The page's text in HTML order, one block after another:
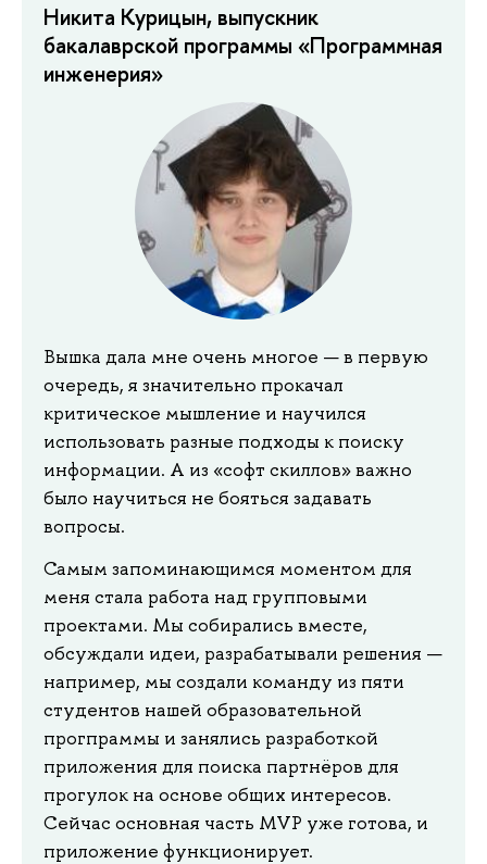
Никита Курицын, выпускник
бакалаврской программы «Программная
инженерия»
Вышка дала мне очень многое — в первую
очередь, я значительно прокачал
критическое мышление и научился
использовать разные подходы к поиску
информации. А из «софт скиллов» важно
было научиться не бояться задавать
вопросы.
Самым запоминающимся моментом для
меня стала работа над групповыми
проектами. Мы собирались вместе,
обсуждали идеи, разрабатывали решения —
например, мы создали команду из пяти
студентов нашей образовательной
прогпраммы и занялись разработкой
приложения для поиска партнёров для
прогулок на основе общих интересов.
Сейчас основная часть MVP уже готова, и
приложение функционирует.